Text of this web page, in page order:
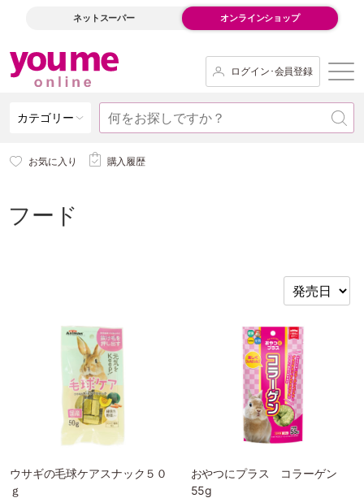
ネットスーパー オンラインショップ
ログイン･会員登録
カテゴリー
お気に入り 購入履歴
フード
ウサギの毛球ケアスナック５０
ｇ
おやつにプラス コラーゲン
55g